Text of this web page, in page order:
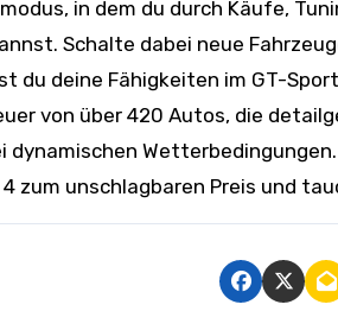
in dem du durch Käufe,
Schalte dabei neue
du deine Fähigkeiten im GT-
von über 420 Autos, die
dynamischen
zum unschlagbaren Preis und